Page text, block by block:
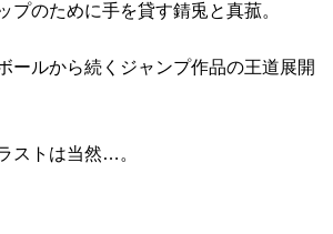
プのために手を貸す錆兎と真菰。
ールから続くジャンプ作品の王道展開
ストは当然…。